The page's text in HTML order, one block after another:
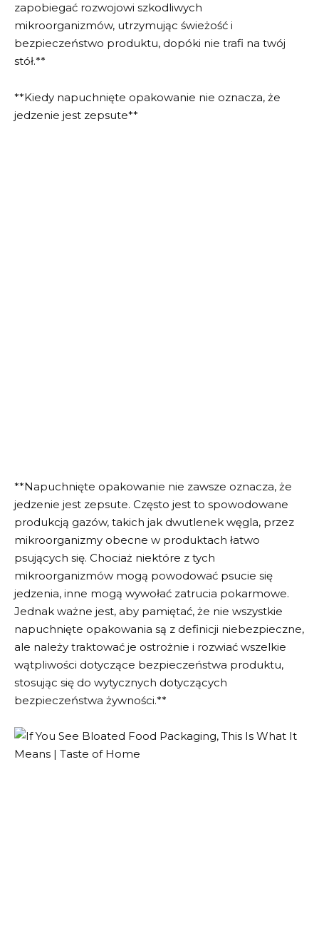
zapobiegać rozwojowi szkodliwych
mikroorganizmów, utrzymując świeżość i
bezpieczeństwo produktu, dopóki nie trafi na twój
stół.**
**Kiedy napuchnięte opakowanie nie oznacza, że
jedzenie jest zepsute**
**Napuchnięte opakowanie nie zawsze oznacza, że
jedzenie jest zepsute. Często jest to spowodowane
produkcją gazów, takich jak dwutlenek węgla, przez
mikroorganizmy obecne w produktach łatwo
psujących się. Chociaż niektóre z tych
mikroorganizmów mogą powodować psucie się
jedzenia, inne mogą wywołać zatrucia pokarmowe.
Jednak ważne jest, aby pamiętać, że nie wszystkie
napuchnięte opakowania są z definicji niebezpieczne,
ale należy traktować je ostrożnie i rozwiać wszelkie
wątpliwości dotyczące bezpieczeństwa produktu,
stosując się do wytycznych dotyczących
bezpieczeństwa żywności.**